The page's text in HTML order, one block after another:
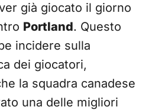
già giocato il giorno
Portland. Questo
incidere sulla
dei giocatori,
la squadra canadese
una delle migliori